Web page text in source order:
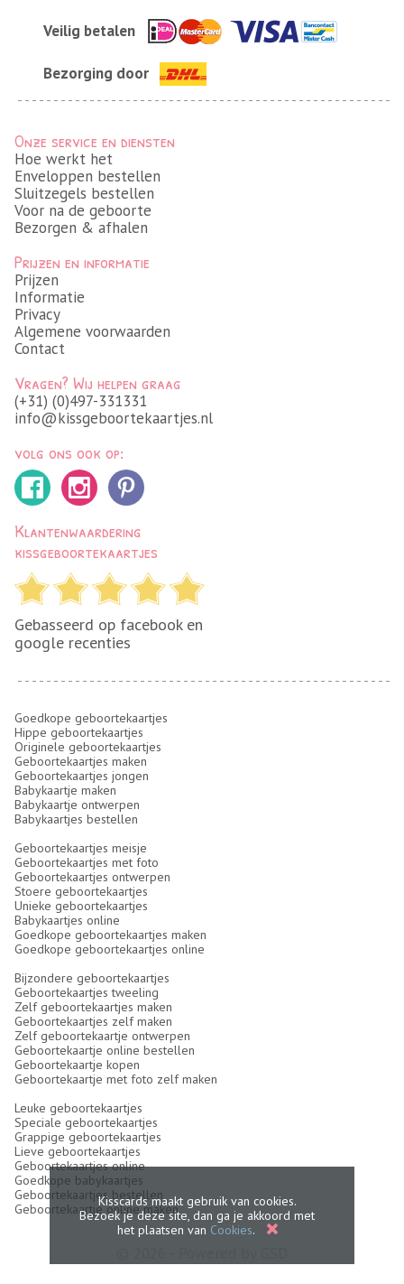
Veilig betalen
Bezorging door
Onze service en diensten
Hoe werkt het
Enveloppen bestellen
Sluitzegels bestellen
Voor na de geboorte
Bezorgen & afhalen
Prijzen en informatie
Prijzen
Informatie
Privacy
Algemene voorwaarden
Contact
Vragen? Wij helpen graag
(+31) (0)497-331331
info@kissgeboortekaartjes.nl
volg ons ook op:
Klantenwaardering
kissgeboortekaartjes
Gebasseerd op facebook en
google recenties
Goedkope geboortekaartjes
Hippe geboortekaartjes
Originele geboortekaartjes
Geboortekaartjes maken
Geboortekaartjes jongen
Babykaartje maken
Babykaartje ontwerpen
Babykaartjes bestellen
Geboortekaartjes meisje
Geboortekaartjes met foto
Geboortekaartjes ontwerpen
Stoere geboortekaartjes
Unieke geboortekaartjes
Babykaartjes online
Goedkope geboortekaartjes maken
Goedkope geboortekaartjes online
Bijzondere geboortekaartjes
Geboortekaartjes tweeling
Zelf geboortekaartjes maken
Geboortekaartjes zelf maken
Zelf geboortekaartje ontwerpen
Geboortekaartje online bestellen
Geboortekaartje kopen
Geboortekaartje met foto zelf maken
Leuke geboortekaartjes
Speciale geboortekaartjes
Grappige geboortekaartjes
Lieve geboortekaartjes
Geboortekaartjes online
Goedkope babykaartjes
Geboortekaartjes bestellen
Geboortekaartje online makenKisscards maakt gebruik van cookies.
Bezoek je deze site, dan ga je akkoord met
het plaatsen van Cookies.